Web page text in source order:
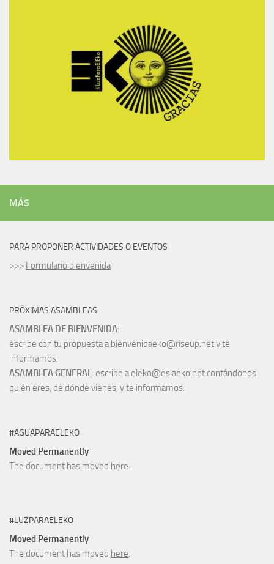
MÁS
PARA PROPONER ACTIVIDADES O EVENTOS
>>> Formulario bienvenida
PRÓXIMAS ASAMBLEAS
ASAMBLEA DE BIENVENIDA:
escribe con tu propuesta a bienvenidaeko@riseup.net y te
informamos.
ASAMBLEA GENERAL: escribe a eleko@eslaeko.net contándonos
quién eres, de dónde vienes, y te informamos.
#AGUAPARAELEKO
Moved Permanently
The document has moved here.
#LUZPARAELEKO
Moved Permanently
The document has moved here.